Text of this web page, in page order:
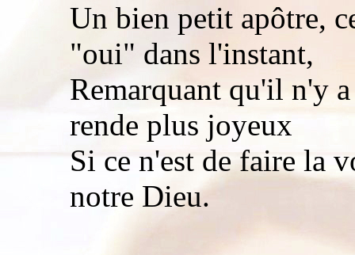
Un bien petit apôtre,
"oui" dans l'instant,
Remarquant qu'il n'y
rende plus joyeux
Si ce n'est de faire la
notre Dieu.